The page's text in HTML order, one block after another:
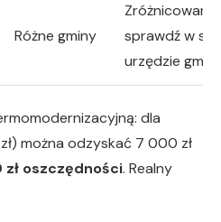
Różne gminy
Zróżnicowane
sprawdź w
urzędzie
dla
można odzyskać 7 000 zł
zł oszczędności. Realny